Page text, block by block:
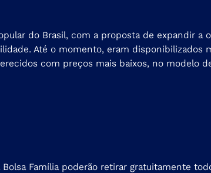
do Brasil, com a proposta de expandir a
Até o momento, eram disponibilizados
com preços mais baixos, no modelo
Família poderão retirar gratuitamente